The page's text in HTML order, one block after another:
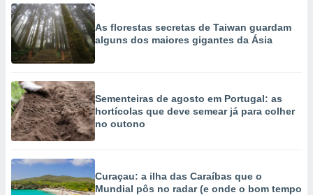
As florestas secretas de Taiwan guardam
alguns dos maiores gigantes da Ásia
Sementeiras de agosto em Portugal: as
hortícolas que deve semear já para colher
no outono
Curaçau: a ilha das Caraíbas que o
Mundial pôs no radar (e onde o bom tempo